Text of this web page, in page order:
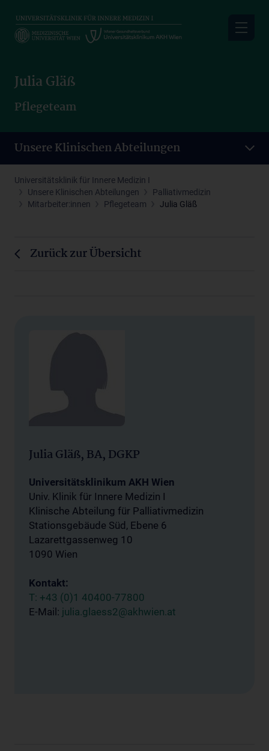
main
Julia Gläß
Pflegeteam
Unsere Klinischen Abteilungen
Universitätsklinik für Innere Medizin I
Unsere Klinischen Abteilungen
Palliativmedizin
Mitarbeiter:innen
Pflegeteam Julia Gläß
Zurück zur Übersicht
Julia Gläß, BA, DGKP
Universitätsklinikum AKH Wien
Univ. Klinik für Innere Medizin I
Klinische Abteilung für Palliativmedizin
Stationsgebäude Süd, Ebene 6
Lazarettgassenweg 10
1090 Wien
Kontakt:
T: +43 (0)1 40400-77800
E-Mail: julia.glaess2@akhwien.at